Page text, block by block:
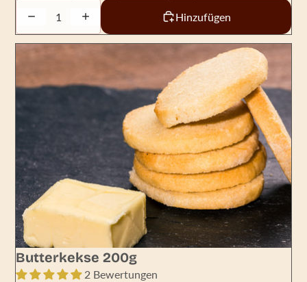
Decrease quantityIncrease quantity Hinzufügen
Butterkekse 200g
2 Bewertungen